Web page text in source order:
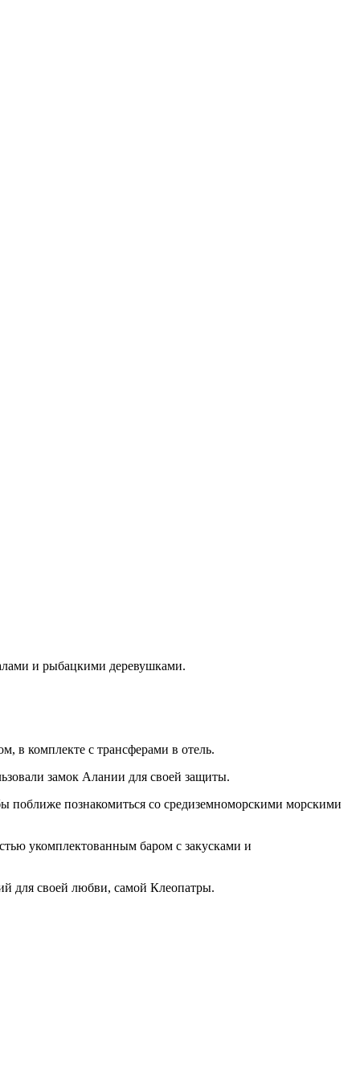
и рыбацкими деревушками.
в комплекте с трансферами в отель.
замок Алании для своей защиты.
поближе познакомиться со средиземноморскими морскими
укомплектованным баром с закусками и
для своей любви, самой Клеопатры.